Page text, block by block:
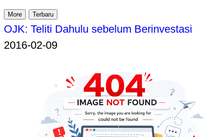
More Terbaru
OJK: Teliti Dahulu sebelum Berinvestasi
2016-02-09